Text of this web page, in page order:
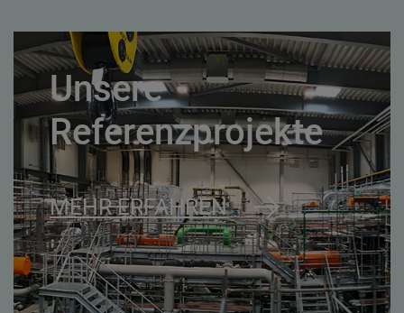
Unsere
Referenzprojekte
MEHR ERFAHREN